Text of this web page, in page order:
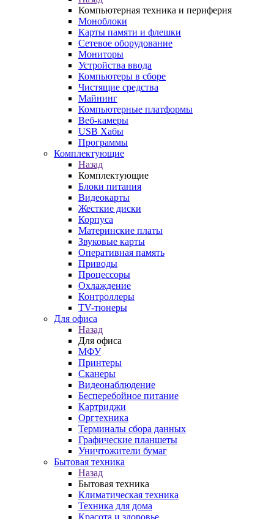
Компьютерная техника и периферия
Моноблоки
Карты памяти и флешки
Сетевое оборудование
Мониторы
Устройства ввода
Компьютеры в сборе
Чистящие средства
Майнинг
Компьютерные платформы
Веб-камеры
USB Хабы
Программы
Комплектующие
Назад
Комплектующие
Блоки питания
Видеокарты
Жесткие диски
Корпуса
Материнские платы
Звуковые карты
Оперативная память
Приводы
Процессоры
Охлаждение
Контроллеры
TV-тюнеры
Для офиса
Назад
Для офиса
МФУ
Принтеры
Сканеры
Видеонаблюдение
Бесперебойное питание
Картриджи
Оргтехника
Терминалы сбора данных
Графические планшеты
Уничтожители бумаг
Бытовая техника
Назад
Бытовая техника
Климатическая техника
Техника для дома
Красота и здоровье